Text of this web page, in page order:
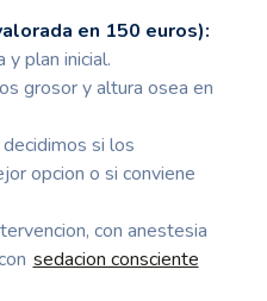
en 150 euros):
y plan inicial.
grosor y altura osea en
decidimos si los
opcion o si conviene
con anestesia
sedacion consciente